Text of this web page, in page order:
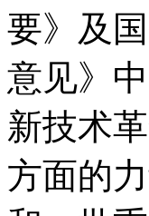
要》及
意见》
新技术
方面的